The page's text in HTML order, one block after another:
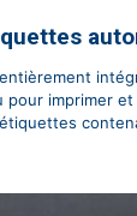
pour imprimer